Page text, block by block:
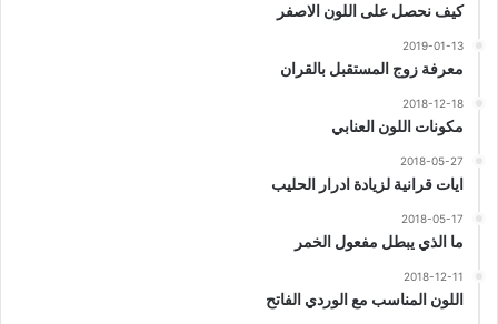
كيف نحصل على اللون الاصفر
2019-01-13
معرفة زوج المستقبل بالقران
2018-12-18
مكونات اللون العنابي
2018-05-27
ايات قرانية لزيادة ادرار الحليب
2018-05-17
ما الذي يبطل مفعول الخمر
2018-12-11
اللون المناسب مع الوردي الفاتح